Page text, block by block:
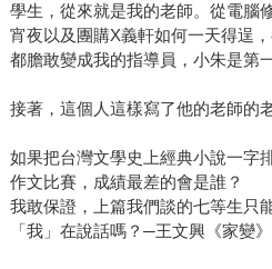
學生，從來就是我的老師。從電腦
宵夜以及團購X義軒如何一天得逞
都膽敢變成我的指導員，小朱是第一
接著，這個人這樣寫了他的老師的
如果把台灣文學史上經典小說一字
作文比賽，成績最差的會是誰？
我敢保證，上篇我們談的七等生只
「我」在說話嗎？─王文興《家變》